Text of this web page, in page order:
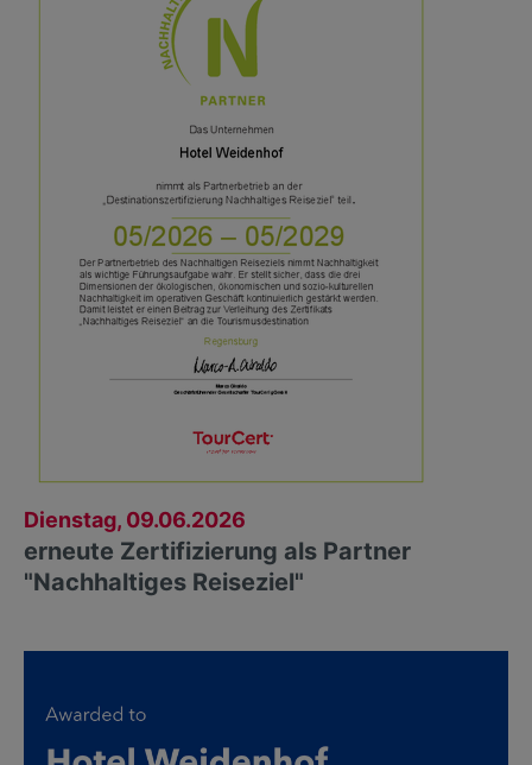
Dienstag, 09.06.2026
erneute Zertifizierung als Partner
"Nachhaltiges Reiseziel"